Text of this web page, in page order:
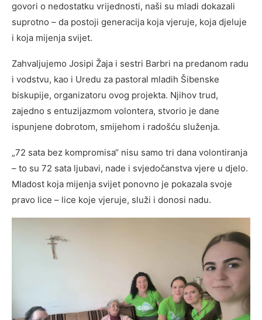
govori o nedostatku vrijednosti, naši su mladi dokazali
suprotno – da postoji generacija koja vjeruje, koja djeluje
i koja mijenja svijet.
Zahvaljujemo Josipi Žaja i sestri Barbri na predanom radu
i vodstvu, kao i Uredu za pastoral mladih Šibenske
biskupije, organizatoru ovog projekta. Njihov trud,
zajedno s entuzijazmom volontera, stvorio je dane
ispunjene dobrotom, smijehom i radošću služenja.
„72 sata bez kompromisa“ nisu samo tri dana volontiranja
– to su 72 sata ljubavi, nade i svjedočanstva vjere u djelo.
Mladost koja mijenja svijet ponovno je pokazala svoje
pravo lice – lice koje vjeruje, služi i donosi nadu.